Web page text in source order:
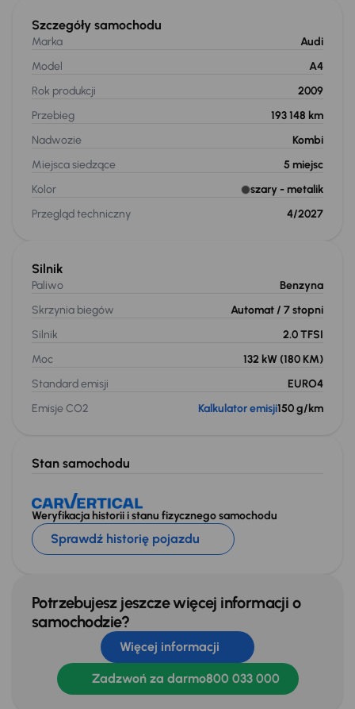
Szczegóły samochodu
Marka
Audi
Model
A4
Rok produkcji
2009
Przebieg
193 148 km
Nadwozie
Kombi
Miejsca siedzące
5 miejsc
Kolor
szary - metalik
Przegląd techniczny
4/2027
Stan samochodu
Weryfikacja historii i stanu fizycznego samochodu
Sprawdź historię pojazdu
Silnik
Paliwo
Benzyna
Skrzynia biegów
Automat / 7 stopni
Silnik
2.0 TFSI
Moc
132 kW (180 KM)
Standard emisji
EURO4
Emisje CO2
Kalkulator emisji150 g/km
Potrzebujesz jeszcze więcej informacji o
samochodzie?
Więcej informacji
Zadzwoń za darmo800 033 000